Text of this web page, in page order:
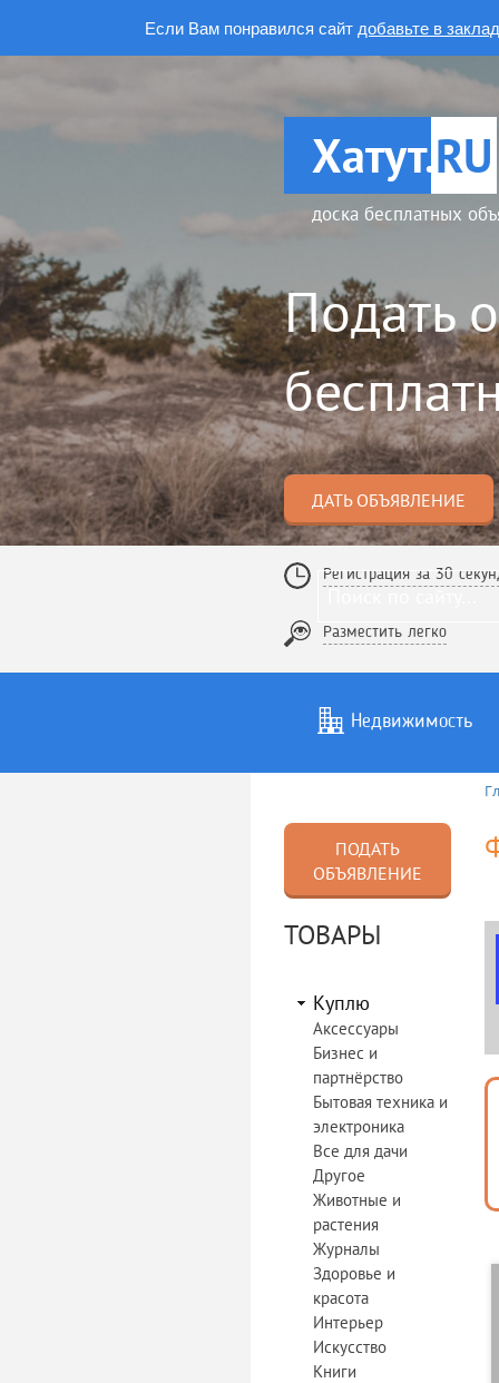
Если Вам понравился сайт добавьте в
Хатут.RU
доска бесплатных
Подать
ДАТЬ ОБЪЯВЛЕНИЕ
Регистрация за 30
Разместить легко
Недвижимость
Услуги
ПОДАТЬ
ОБЪЯВЛЕНИЕ
ТОВАРЫ
Куплю
Аксессуары
Бизнес и
партнёрство
Бытовая техника и
электроника
Все для дачи
Другое
Животные и
растения
Журналы
Здоровье и
красота
Интерьер
Искусство
Книги